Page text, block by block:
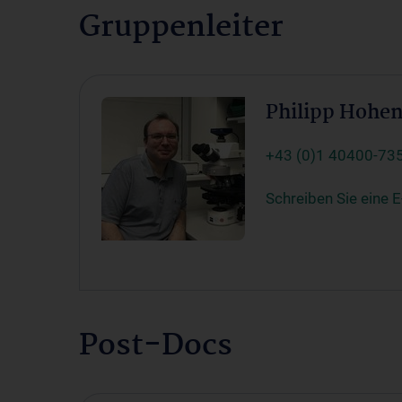
Gruppenleiter
Philipp
+43 (0)1 40400-
Schreiben Sie eine
Post-Docs